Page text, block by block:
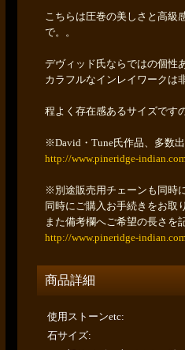
こちらは圧巻の美しさと高級
で。。
デヴィッド氏ならではの個性
カラフルなインレイワークは
程よく存在感あるサイズです
※David・Tune氏作品、多数
http://www.pineridge-
※別途販売用チェーンも同時
同時にご購入お手続きをお取
また備考欄へご希望の長さを
http://www.pineridge-
商品詳細
使用ストーンetc:
石サイズ: